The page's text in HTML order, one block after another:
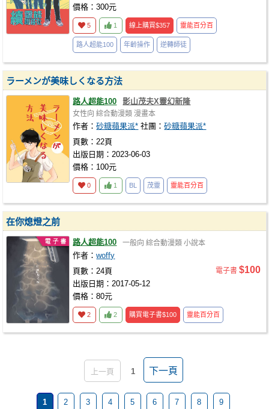
價格：300元
5 1 線上購買$357 靈能百分百
路人超能100 年齡操作 逆轉師徒
ラーメンが美味しくなる方法
路人超能100 影山茂夫X靈幻新隆
女性向 綜合動漫類 漫畫本
作者：砂糖蘋果派* 社團：砂糖蘋果派*
頁數：22頁
出版日期：2023-06-03
價格：100元
0 1 BL 茂靈 靈能百分百
在你熄燈之前
路人超能100 一般向 綜合動漫類 小說本
作者：woffy
頁數：24頁
出版日期：2017-05-12
價格：80元
電子書 $100
2 2 購買電子書$100 靈能百分百
上一頁 1 下一頁
1 2 3 4 5 6 7 8 9